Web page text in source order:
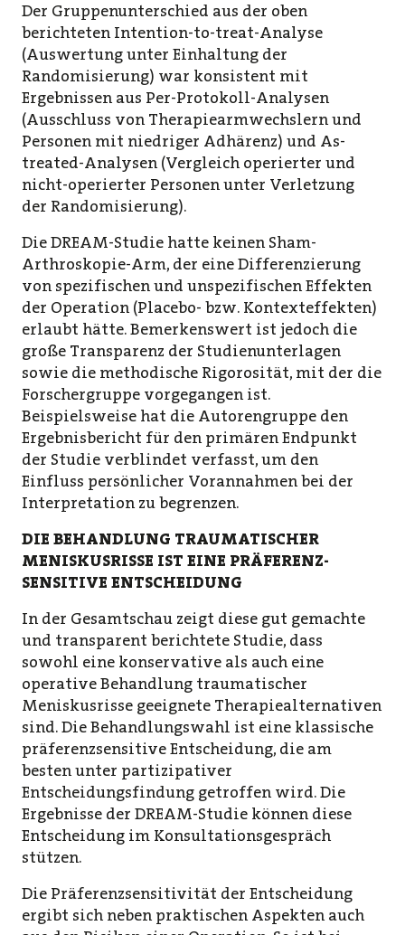
Der Gruppenunterschied aus der oben
berichteten Intention-to-treat-Analyse
(Auswertung unter Einhaltung der
Randomisierung) war konsistent mit
Ergebnissen aus Per-Protokoll-Analysen
(Ausschluss von Therapiearmwechslern und
Personen mit niedriger Adhärenz) und As-
treated-Analysen (Vergleich operierter und
nicht-operierter Personen unter Verletzung
der Randomisierung).
Die DREAM-Studie hatte keinen Sham-
Arthroskopie-Arm, der eine Differenzierung
von spezifischen und unspezifischen Effekten
der Operation (Placebo- bzw. Kontexteffekten)
erlaubt hätte. Bemerkenswert ist jedoch die
große Transparenz der Studienunterlagen
sowie die methodische Rigorosität, mit der die
Forschergruppe vorgegangen ist.
Beispielsweise hat die Autorengruppe den
Ergebnisbericht für den primären Endpunkt
der Studie verblindet verfasst, um den
Einfluss persönlicher Vorannahmen bei der
Interpretation zu begrenzen.
DIE BEHANDLUNG TRAUMATISCHER
MENISKUSRISSE IST EINE PRÄFERENZ-
SENSITIVE ENTSCHEIDUNG
In der Gesamtschau zeigt diese gut gemachte
und transparent berichtete Studie, dass
sowohl eine konservative als auch eine
operative Behandlung traumatischer
Meniskusrisse geeignete Therapiealternativen
sind. Die Behandlungswahl ist eine klassische
präferenzsensitive Entscheidung, die am
besten unter partizipativer
Entscheidungsfindung getroffen wird. Die
Ergebnisse der DREAM-Studie können diese
Entscheidung im Konsultationsgespräch
stützen.
Die Präferenzsensitivität der Entscheidung
ergibt sich neben praktischen Aspekten auch